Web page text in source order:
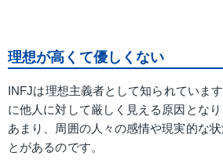
理想が高くて優しくない
INFJは理想主義者として知られていま
に他人に対して厳しく見える原因とな
あまり、周囲の人々の感情や現実的な
とがあるのです。